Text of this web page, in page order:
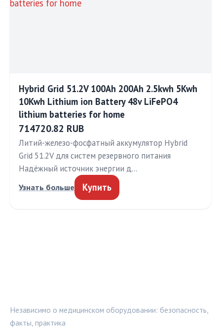
Hybrid Grid 51.2V 100Ah 200Ah 2.5kwh 5Kwh
10Kwh Lithium ion Battery 48v LiFePO4
lithium batteries for home
714720.82 RUB
Литий-железо-фосфатный аккумулятор Hybrid
Grid 51.2V для систем резервного питания
Надёжный источник энергии д…
Узнать больше Купить
Независимо о медицинском оборудовании: безопасность,
факты, практика